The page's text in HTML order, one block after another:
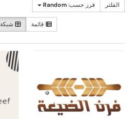
الفلتر فرز حسب:Random
قائمة شبكة